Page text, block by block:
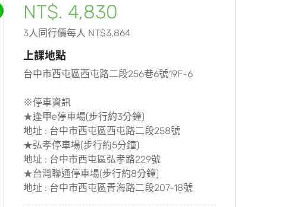
NT$. 4,830
3人同行價每人 NT$3,864
上課地點
台中市西屯區西屯路二段256巷6號19F-6
※停車資訊
★逢甲e停車場(步行約3分鐘)
地址 : 台中市西屯區西屯路二段258號
★弘孝停車場(步行約5分鐘)
地址 : 台中市西屯區弘孝路229號
★台灣聯通停車場(步行約8分鐘)
地址 : 台中市西屯區青海路二段207-18號